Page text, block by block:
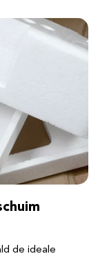
de ideale